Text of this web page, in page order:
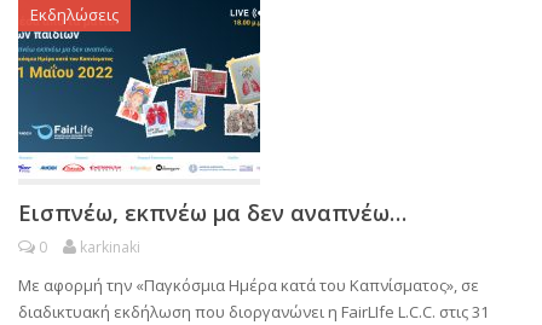
Εκδηλώσεις
Εισπνέω, εκπνέω μα δεν αναπνέω…
0 karkinaki
Με αφορμή την «Παγκόσμια Ημέρα κατά του Καπνίσματος», σε
διαδικτυακή εκδήλωση που διοργανώνει η FairLIfe L.C.C. στις 31